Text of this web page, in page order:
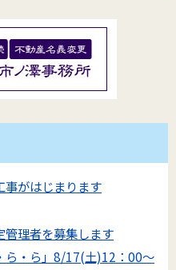
事がはじまります
管理者を募集します
ら・ら」8/17(土)12：00～